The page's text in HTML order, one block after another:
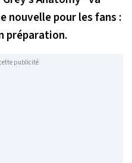
nouvelle pour les fans :
préparation.
publicité